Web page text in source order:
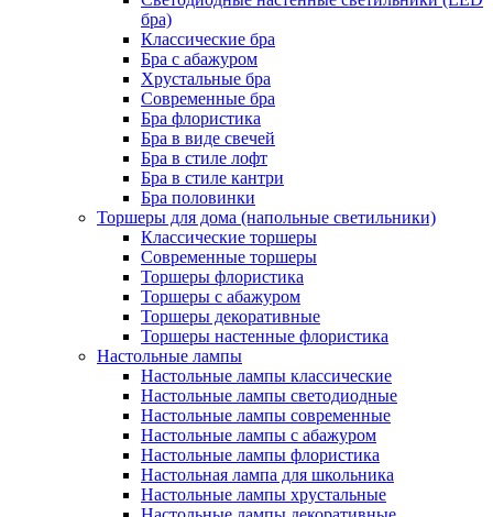
бра)
Классические бра
Бра с абажуром
Хрустальные бра
Современные бра
Бра флористика
Бра в виде свечей
Бра в стиле лофт
Бра в стиле кантри
Бра половинки
Торшеры для дома (напольные светильники)
Классические торшеры
Современные торшеры
Торшеры флористика
Торшеры с абажуром
Торшеры декоративные
Торшеры настенные флористика
Настольные лампы
Настольные лампы классические
Настольные лампы светодиодные
Настольные лампы современные
Настольные лампы с абажуром
Настольные лампы флористика
Настольная лампа для школьника
Настольные лампы хрустальные